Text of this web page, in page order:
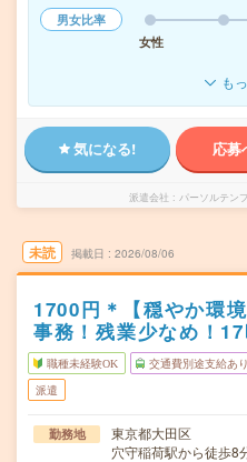
男女比率
女性
も
気になる! 応募
派遣会社 パーソルテン
未読 掲載日 2026/08/06
1700円＊【穏やか環
事務！残業少なめ！
職種未経験OK 交通費別途支給あり
派遣
勤務地
東京都大田区
穴守稲荷駅から徒歩8